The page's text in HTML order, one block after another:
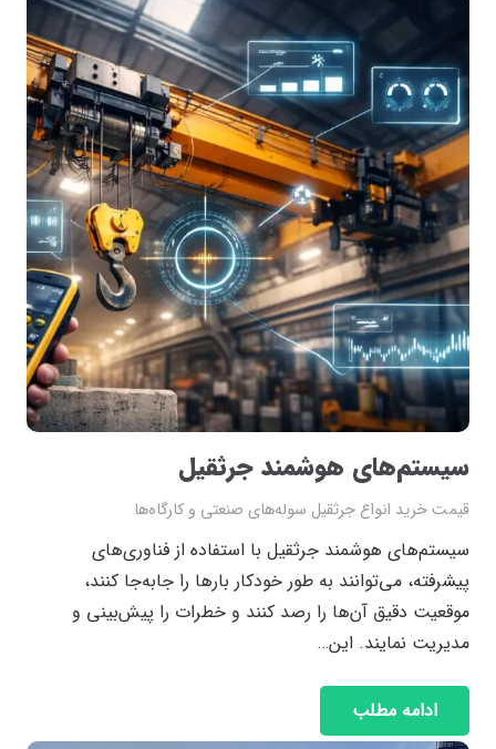
سیستم‌های هوشمند جرثقیل
قیمت خرید انواع جرثقیل سوله‌های صنعتی و کارگاه‌ها
سیستم‌های هوشمند جرثقیل با استفاده از فناوری‌های
پیشرفته، می‌توانند به طور خودکار بارها را جابه‌جا کنند،
موقعیت دقیق آن‌ها را رصد کنند و خطرات را پیش‌بینی و
مدیریت نمایند. این…
ادامه مطلب